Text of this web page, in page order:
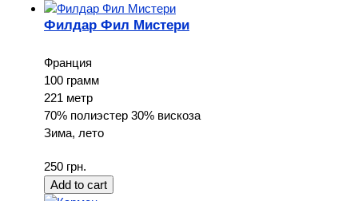
Филдар Фил Мистери
Франция
100 грамм
221 метр
70% полиэстер 30% вискоза
Зима, лето
250 грн.